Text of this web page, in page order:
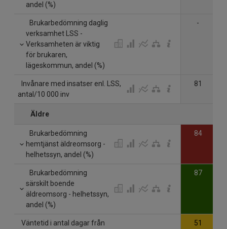
andel (%)
Brukarbedömning daglig
verksamhet LSS -
Verksamheten är viktig
för brukaren,
lägeskommun, andel (%)
-
Invånare med insatser enl. LSS,
antal/10 000 inv
81
Äldre
Brukarbedömning
hemtjänst äldreomsorg -
helhetssyn, andel (%)
84
Brukarbedömning
särskilt boende
äldreomsorg - helhetssyn,
andel (%)
87
Väntetid i antal dagar från
51